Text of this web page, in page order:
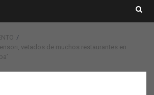
vetados de muchos restaurantes en